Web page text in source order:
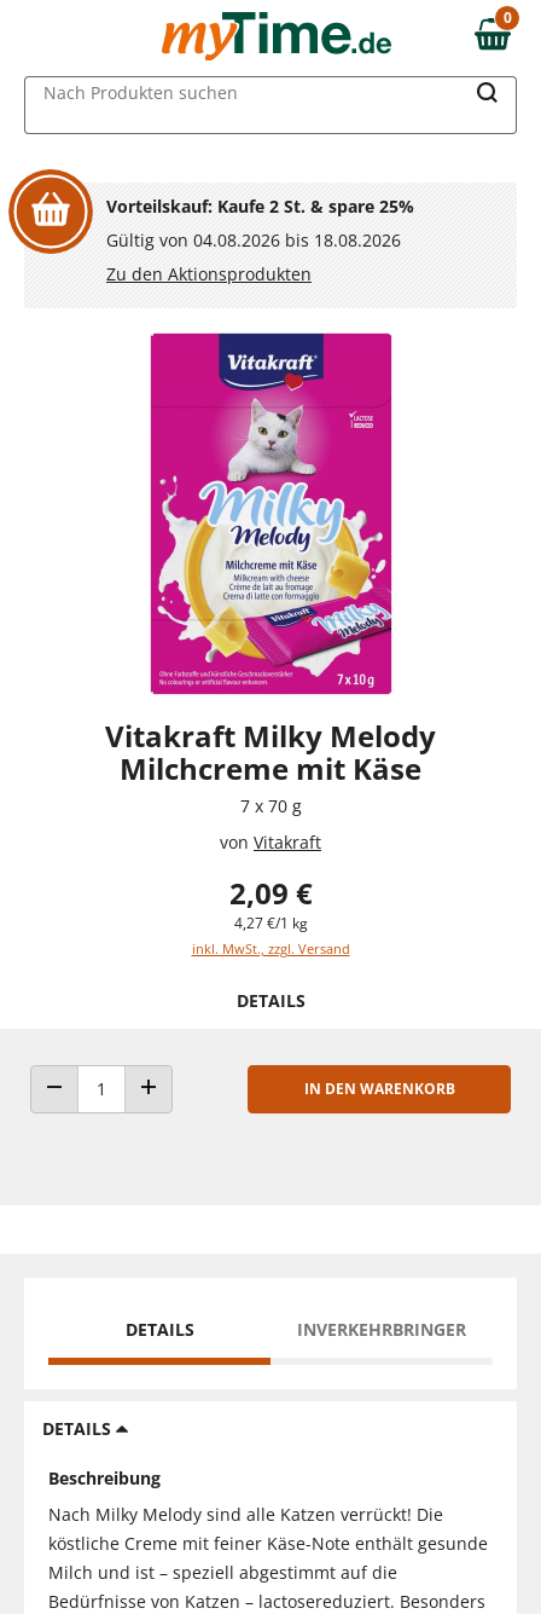
Zum Hauptinhalt springen
Zur Navigation springen
Zur Suche springen
0,00 €
0
Nach Produkten suchen
Vorteilskauf: Kaufe 2 St. & spare 25%
Gültig von 04.08.2026 bis 18.08.2026
Zu den Aktionsprodukten
Vitakraft Milky Melody
Milchcreme mit Käse
7 x 70 g
von Vitakraft
2,09 €
4,27 €/1 kg
inkl. MwSt., zzgl. Versand
DETAILS
ANZAHL VERRINGERNANZAHL ERHÖHEN
IN DEN WARENKORB
DETAILS INVERKEHRBRINGER
DETAILS
Beschreibung
Nach Milky Melody sind alle Katzen verrückt! Die
köstliche Creme mit feiner Käse-Note enthält gesunde
Milch und ist – speziell abgestimmt auf die
Bedürfnisse von Katzen – lactosereduziert. Besonders